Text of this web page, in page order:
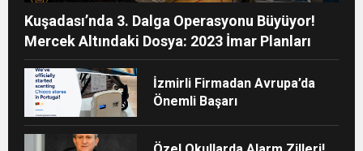
Kuşadası’nda 3. Dalga Operasyonu Büyüyor!
Mercek Altındaki Dosya: 2023 İmar Planları
İzmirli Firmadan Avrupa’da
Önemli Başarı